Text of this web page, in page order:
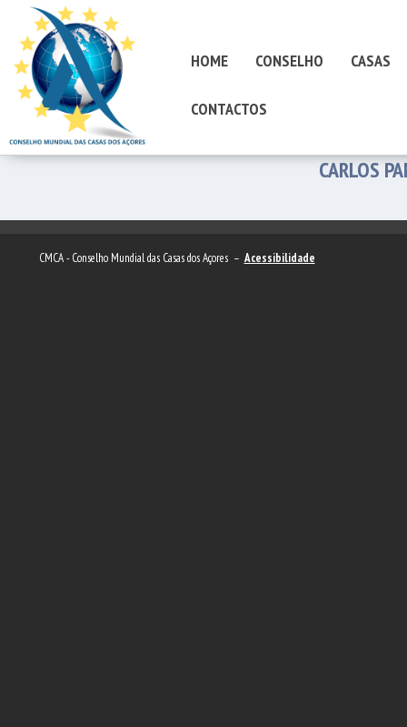
HOME CONSELHO CASAS
CONTACTOS
CARLOS
CMCA - Conselho Mundial das Casas dos Açores – Acessibilidade